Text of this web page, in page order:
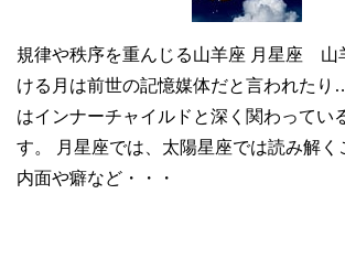
規律や秩序を重んじる山羊座 月星座 山
ける月は前世の記憶媒体だと言われた
はインナーチャイルドと深く関わってい
す。 月星座では、太陽星座では読み解く
内面や癖など・・・